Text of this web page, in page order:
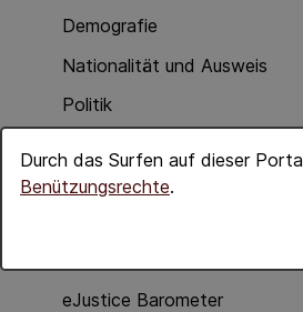
Durch das Surfen auf dieser
Benützungsrechte.
Demografie
Nationalität und Ausweis
Politik
Wirtschaft
eJustice Barometer